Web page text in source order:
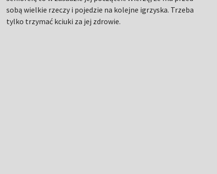
sobą wielkie rzeczy i pojedzie na kolejne igrzyska. Trzeba
tylko trzymać kciuki za jej zdrowie.